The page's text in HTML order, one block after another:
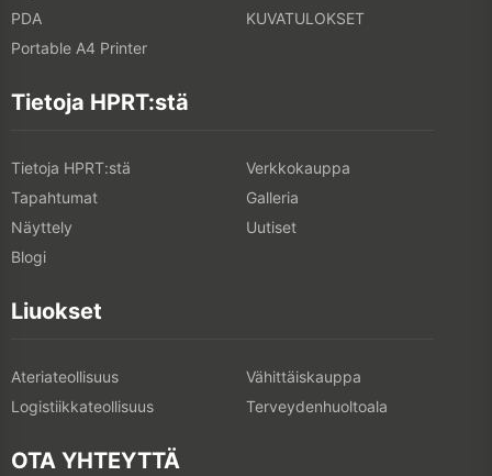
PDA
KUVATULOKSET
Portable A4 Printer
Tietoja HPRT:stä
Tietoja HPRT:stä
Verkkokauppa
Tapahtumat
Galleria
Näyttely
Uutiset
Blogi
Liuokset
Ateriateollisuus
Vähittäiskauppa
Logistiikkateollisuus
Terveydenhuoltoala
OTA YHTEYTTÄ